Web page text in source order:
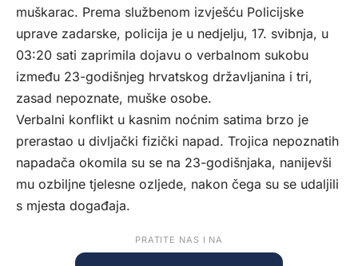
muškarac. Prema službenom izvješću Policijske
uprave zadarske, policija je u nedjelju, 17. svibnja, u
03:20 sati zaprimila dojavu o verbalnom sukobu
između 23-godišnjeg hrvatskog državljanina i tri,
zasad nepoznate, muške osobe.
Verbalni konflikt u kasnim noćnim satima brzo je
prerastao u divljački fizički napad. Trojica nepoznatih
napadača okomila su se na 23-godišnjaka, nanijevši
mu ozbiljne tjelesne ozljede, nakon čega su se udaljili
s mjesta događaja.
PRATITE NAS I NA